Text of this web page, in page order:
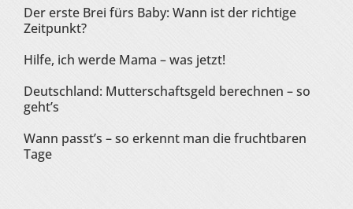
Der erste Brei fürs Baby: Wann ist der richtige
Zeitpunkt?
Hilfe, ich werde Mama – was jetzt!
Deutschland: Mutterschaftsgeld berechnen – so
geht’s
Wann passt’s – so erkennt man die fruchtbaren
Tage